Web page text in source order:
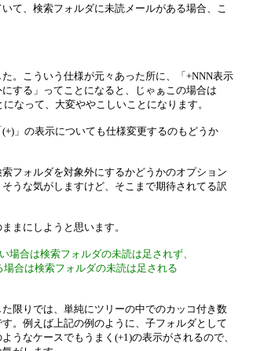
て、検索フォルダに未読メールがある場合、こ
。こういう仕様が元々あった所に、「+NNN表示
する」ってことになると、じゃぁこの場合は
なって、大変ややこしいことになります。
」の表示についても仕様変更するのもどうか
フォルダを対象外にするかどうかのオプション
うな気がしますけど、そこまで期待されてる訳
まにしようと思います。
合は検索フォルダの未読は足されず、
合は検索フォルダの未読は足される
限りでは、単純にツリーの中でのカッコ付き数
。例えば上記の例のように、子フォルダとして
うなケースでもうまく(+1)の表示がされるので、